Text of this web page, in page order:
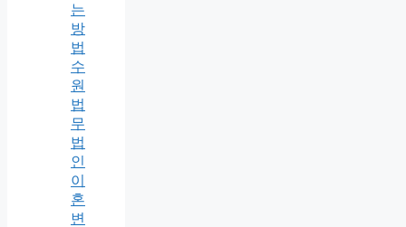
는
방
법
수
원
법
무
법
인
이
혼
변